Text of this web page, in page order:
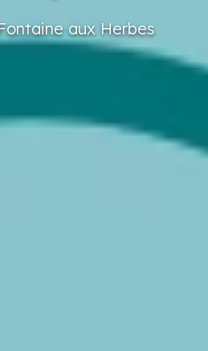
aux Herbes